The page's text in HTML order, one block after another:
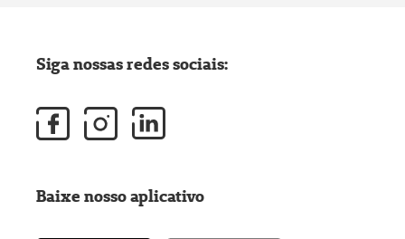
Siga nossas redes sociais:
Baixe nosso aplicativo